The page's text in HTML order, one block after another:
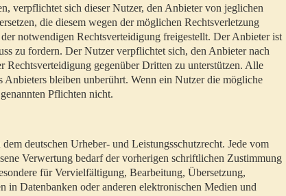
verpflichtet sich dieser Nutzer, den Anbieter von jeglichen
die diesem wegen der möglichen Rechtsverletzung
notwendigen Rechtsverteidigung freigestellt. Der Anbieter ist
zu fordern. Der Nutzer verpflichtet sich, den Anbieter nach
gegenüber Dritten zu unterstützen. Alle
Anbieters bleiben unberührt. Wenn ein Nutzer die mögliche
Pflichten nicht.
deutschen Urheber- und Leistungsschutzrecht. Jede vom
Verwertung bedarf der vorherigen schriftlichen Zustimmung
für Vervielfältigung, Bearbeitung, Übersetzung,
in Datenbanken oder anderen elektronischen Medien und